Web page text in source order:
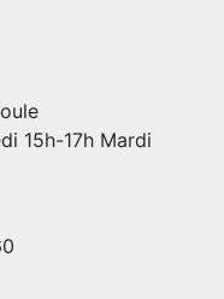
15h-17h Mardi